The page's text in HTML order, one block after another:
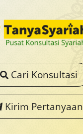
Cari Konsultasi
Kirim Pertanyaan